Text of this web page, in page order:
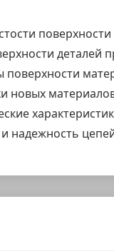
поверхности
деталей
новых
надежность